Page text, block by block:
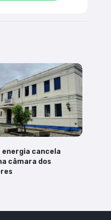
energia cancela
câmara dos